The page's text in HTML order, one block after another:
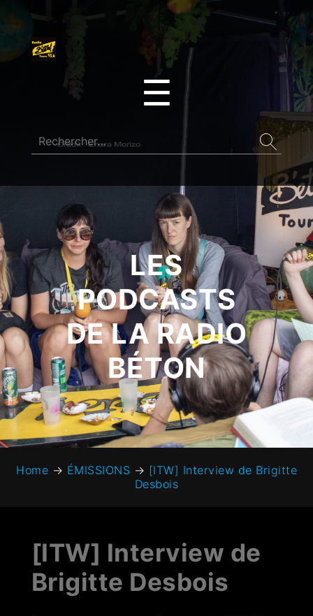
☰
LES
PODCASTS
DE LA RADIO
BÉTON
Home → ÉMISSIONS → [ITW] Interview de Brigitte
Desbois
[ITW] Interview de
Brigitte Desbois